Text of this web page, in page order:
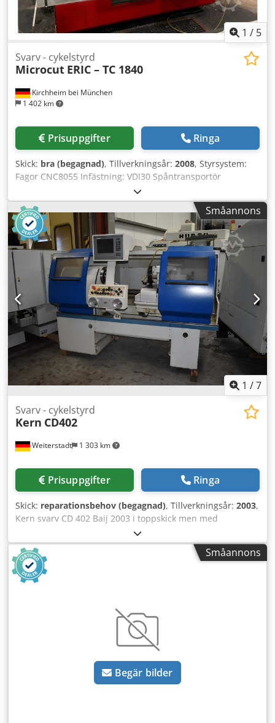
1 / 5
Kirchheim bei München
1 402 km
Svarv - cykelstyrd
Microcut ERIC – TC 1840
Prisuppgifter Ringa
Skick: bra (begagnad), Tillverkningsår: 2008, Styrsystem:
Fagor CNC8055 Infästning: VDI30 Spåntransportör
Verktygsväxlare: Sauter revolver, 8 positioner Dwodpeim H
Unsfx Ah Dsa Z-axel: 810 mm X-axel: 280 mm
Spetsavstånd: 1000 mm Planschuck: Röhm Duro, diameter
200 mm Svarvdiameter över sliden: 230 mm Svarvdiameter
över bädden: 460 mm Spindelgenomgång: 56 mm Max.
spindelvarvtal: 3100 varv/min Max. arbetsstycksvikt: 570 kg
Drivenhetseffekt: 18 kW Maskinens mått: längd 3660 mm –
bredd 1870 mm Maskinvikt: 2900 kg
Småannons
1 /7
Weiterstadt 1 303 km
Svarv - cykelstyrd
Kern CD402
Prisuppgifter Ringa
Skick: reparationsbehov (begagnad), Tillverkningsår: 2003,
Kern svarv CD 402 Baij 2003 i toppskick men med
styrproblem. Dodpfx Ahoxn Axce Dowa
Småannons
Begär bilder